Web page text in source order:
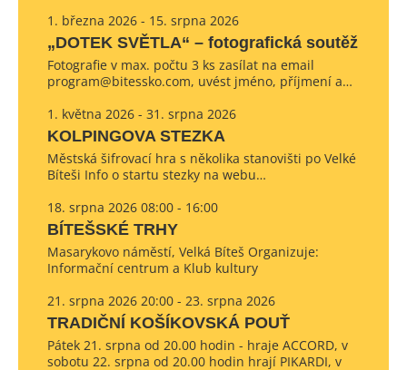
1. března 2026 - 15. srpna 2026
„DOTEK SVĚTLA“ – fotografická soutěž
Fotografie v max. počtu 3 ks zasílat na email
program@bitessko.com, uvést jméno, příjmení a…
1. května 2026 - 31. srpna 2026
KOLPINGOVA STEZKA
Městská šifrovací hra s několika stanovišti po Velké
Bíteši Info o startu stezky na webu…
18. srpna 2026 08:00 - 16:00
BÍTEŠSKÉ TRHY
Masarykovo náměstí, Velká Bíteš Organizuje:
Informační centrum a Klub kultury
21. srpna 2026 20:00 - 23. srpna 2026
TRADIČNÍ KOŠÍKOVSKÁ POUŤ
Pátek 21. srpna od 20.00 hodin - hraje ACCORD, v
sobotu 22. srpna od 20.00 hodin hrají PIKARDI, v